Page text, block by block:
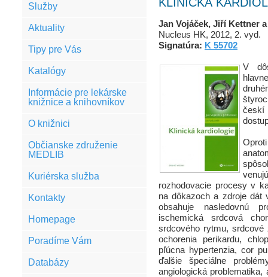
Služby
Aktuality
Tipy pre Vás
Katalógy
Informácie pre lekárske
knižnice a knihovníkov
O knižnici
Občianske združenie
MEDLIB
Kuriérska služba
Kontakty
Homepage
Poradíme Vám
Databázy
Jan Vojáček, Jiří Kettner
Nucleus HK, 2012, 2. vyd.
Signatúra: K 55702
V
českí
rozhodovacie procesy v
na dôkazoch a zdroje dát
obsahuje nasledovnú
ischemická srdcová
srdcového rytmu, srdcové
ochorenia perikardu,
pľúcna hypertenzia, cor
ďalšie špeciálne
angiologická